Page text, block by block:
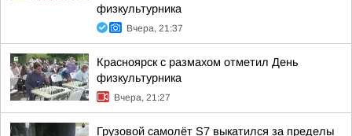
физкультурника
Вчера, 21:37
Красноярск с размахом отметил День
физкультурника
Вчера, 21:27
Грузовой самолёт S7 выкатился за пределы